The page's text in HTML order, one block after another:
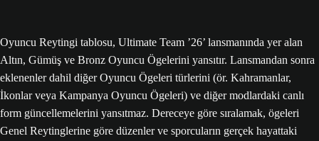
Oyuncu Reytingi tablosu, Ultimate Team ’26’ lansmanında yer alan
Altın, Gümüş ve Bronz Oyuncu Ögelerini yansıtır. Lansmandan sonra
eklenenler dahil diğer Oyuncu Ögeleri türlerini (ör. Kahramanlar,
İkonlar veya Kampanya Oyuncu Ögeleri) ve diğer modlardaki canlı
form güncellemelerini yansıtmaz. Dereceye göre sıralamak, ögeleri
Genel Reytinglerine göre düzenler ve sporcuların gerçek hayattaki